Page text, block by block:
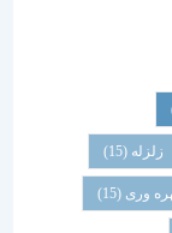
(15)